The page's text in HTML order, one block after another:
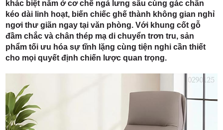
TP. HCM
khác biệt nằm ở cơ chế ngả lưng sâu cùng gác chân
kéo dài linh hoạt, biến chiếc ghế thành không gian nghỉ
ngơi thư giãn ngay tại văn phòng. Với khung cốt gỗ
đầm chắc và chân thép mạ di chuyển trơn tru, sản
phẩm tối ưu hóa sự tĩnh lặng cùng tiện nghi cần thiết
cho mọi quyết định chiến lược quan trọng.